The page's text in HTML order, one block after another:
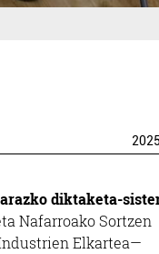
2025
diktaketa-
Nafarroako Sortzen
Elkartea—